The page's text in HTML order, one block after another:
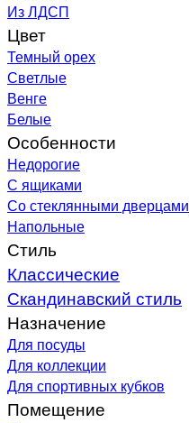
Из ЛДСП
Цвет
Темный орех
Светлые
Венге
Белые
Особенности
Недорогие
С ящиками
Со стеклянными дверцами
Напольные
Стиль
Классические
Скандинавский стиль
Назначение
Для посуды
Для коллекции
Для спортивных кубков
Помещение